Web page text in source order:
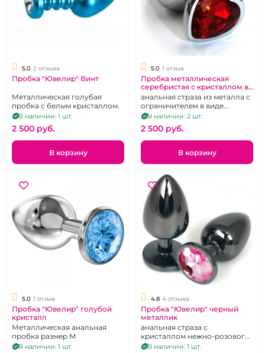
5.0 2 отзыва
Пробка "Ювелир" Винт
Металлическая голубая
пробка с белым кристаллом.
В наличии: 1 шт.
2 500 pуб.
В корзину
5.0 1 отзыв
Пробка металлическая
серебристая с кристаллом в
форме сердца
анальная страза из металла с
ограничителем в виде
сердца, цвета в ассортименте
В наличии: 2 шт.
2 500 pуб.
В корзину
5.0 1 отзыв
Пробка "Ювелир" голубой
кристалл
Металлическая анальная
пробка размер М
В наличии: 1 шт.
4.8 4 отзыва
Пробка "Ювелир" черный
металлик
анальная страза с
кристаллом нежно-розового
цвета, размер S
В наличии: 1 шт.